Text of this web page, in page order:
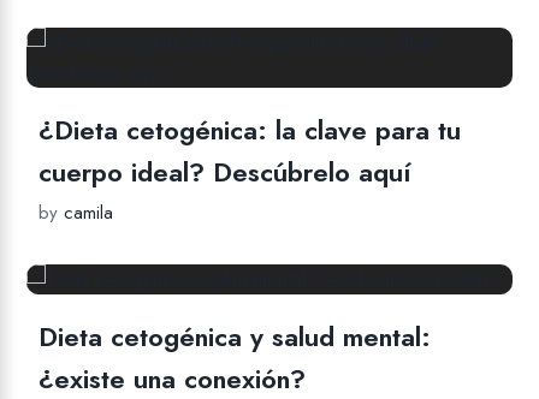
¿Dieta cetogénica: la clave para tu
cuerpo ideal? Descúbrelo aquí
bycamila
Dieta cetogénica y salud mental:
¿existe una conexión?